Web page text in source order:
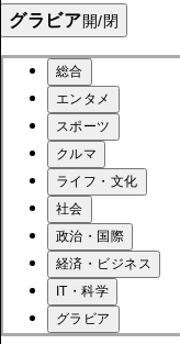
グラビア開/閉
総合
エンタメ
スポーツ
クルマ
ライフ・文化
社会
政治・国際
経済・ビジネス
IT・科学
グラビア